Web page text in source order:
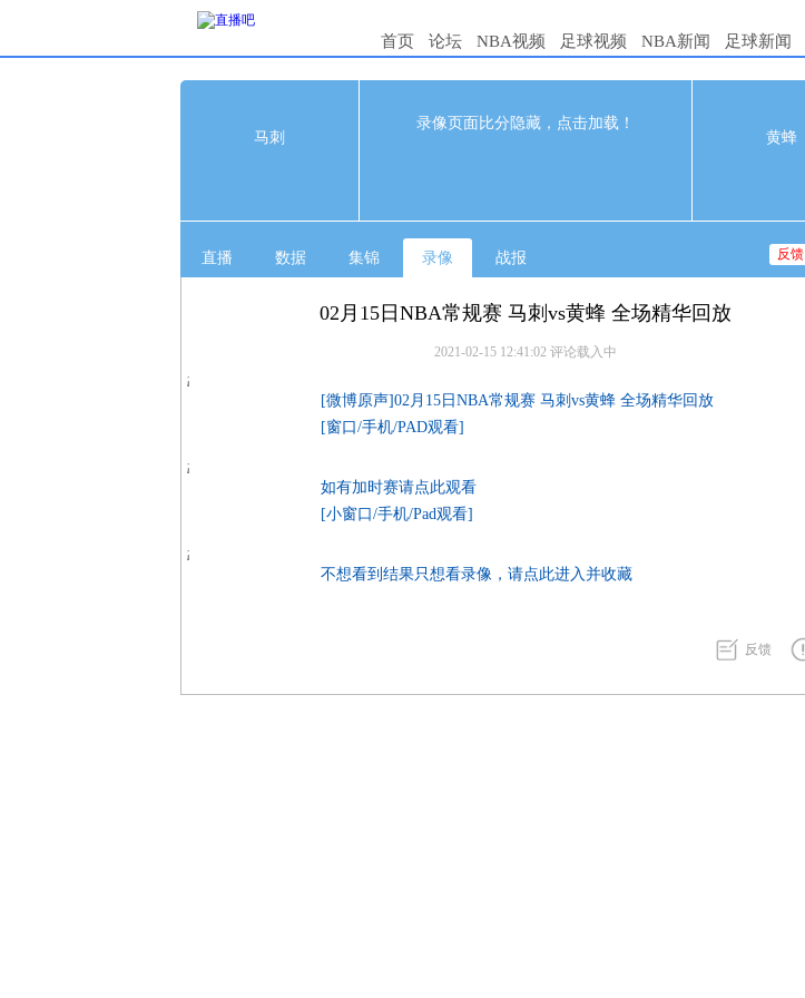
首页 论坛 NBA视频 足球视频 NBA新闻 足球新闻
马刺
录像页面比分隐藏，点击加载！
122 完赛 110
黄蜂
直播 数据 集锦 录像 战报 反馈
02月15日NBA常规赛 马刺vs黄蜂 全场精华回放
2021-02-15 12:41:02 评论载入中
[微博原声]02月15日NBA常规赛 马刺vs黄蜂 全场精华回放
[窗口/手机/PAD观看]
如有加时赛请点此观看
[小窗口/手机/Pad观看]
不想看到结果只想看录像，请点此进入并收藏
反馈